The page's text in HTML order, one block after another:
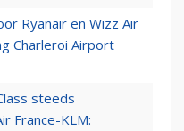
Ryanair en Wizz Air
Charleroi Airport
steeds
France-KLM: